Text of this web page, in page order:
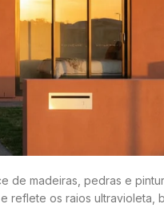
de madeiras, pedras e
reflete os raios ultravioleta,